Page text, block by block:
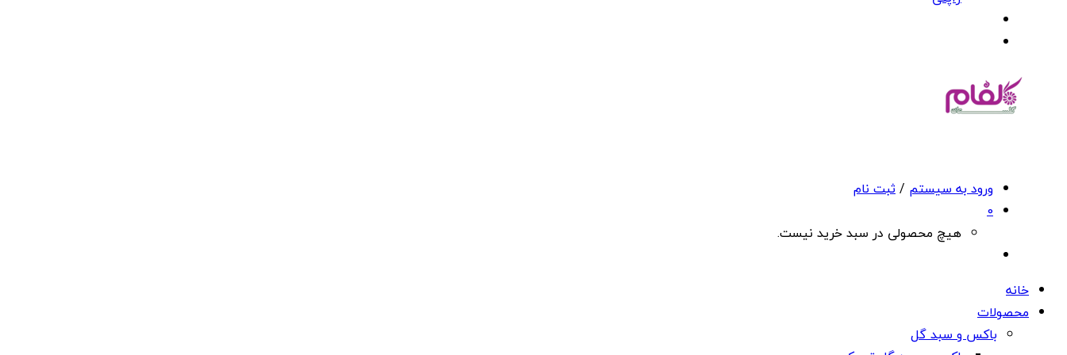
ورود به سیستم /ثبت نام
0
هیچ محصولی در سبد خرید نیست.
خانه
محصولات
باکس و سبد گل